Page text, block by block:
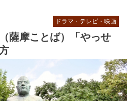
ドラマ・テレビ・映画
薩摩ことば）「やっせ